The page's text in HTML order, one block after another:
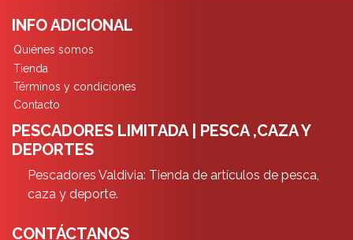
INFO ADICIONAL
Quiénes somos
Tienda
Términos y condiciones
Contacto
PESCADORES LIMITADA | PESCA ,CAZA Y
DEPORTES
Pescadores Valdivia: Tienda de artículos de pesca,
caza y deporte.
CONTÁCTANOS